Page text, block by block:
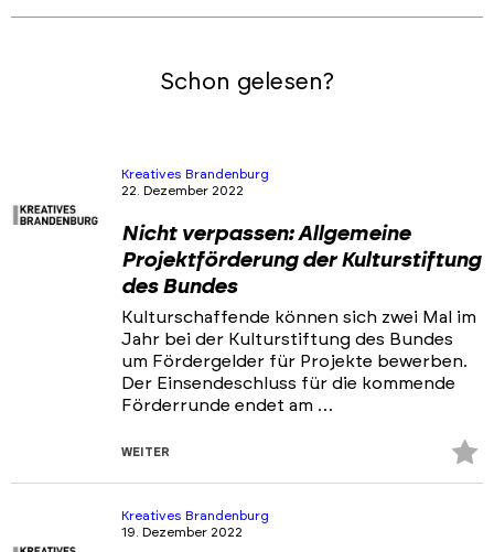
Schon gelesen?
Kreatives Brandenburg
22. Dezember 2022
Nicht verpassen: Allgemeine
Projektförderung der Kulturstiftung
des Bundes
Kulturschaffende können sich zwei Mal im
Jahr bei der Kulturstiftung des Bundes
um Fördergelder für Projekte bewerben.
Der Einsendeschluss für die kommende
Förderrunde endet am …
WEITER
Kreatives Brandenburg
19. Dezember 2022